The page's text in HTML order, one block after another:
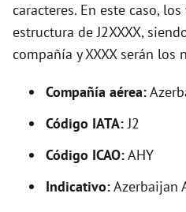
caracteres. En este caso,
estructura de J2XXXX,
compañía y XXXX serán los
Compañía aérea:
Código IATA:J2
Código ICAO:AHY
Indicativo:Azerbaijan